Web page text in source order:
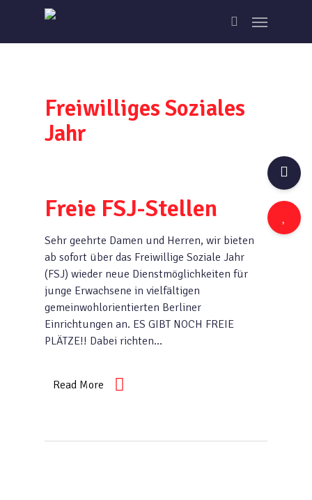
main
search
Menu
Freiwilliges Soziales
Jahr
Freie FSJ-Stellen
Sehr geehrte Damen und Herren, wir bieten
ab sofort über das Freiwillige Soziale Jahr
(FSJ) wieder neue Dienstmöglichkeiten für
junge Erwachsene in vielfältigen
gemeinwohlorientierten Berliner
Einrichtungen an. ES GIBT NOCH FREIE
PLÄTZE!! Dabei richten…
Read More